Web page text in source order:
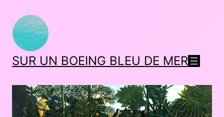
SUR UN BOEING BLEU DE MER